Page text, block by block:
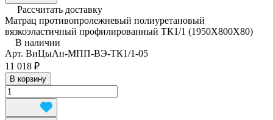
Рассчитать доставку
Матрац противопролежневый полиуретановый
вязкоэластичный профилированный ТК1/1 (1950Х800Х80)
В наличии
Арт. ВиЦыАн-МПП-ВЭ-ТК1/1-05
11 018 ₽
В корзину